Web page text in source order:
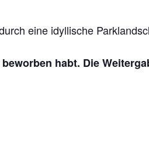
eine idyllische
habt. Die